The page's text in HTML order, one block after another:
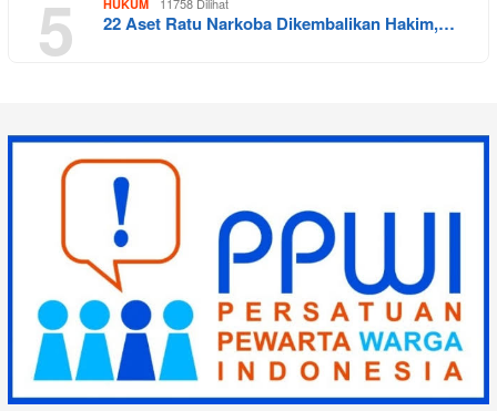
5 HUKUM 11758 Dilihat
22 Aset Ratu Narkoba Dikembalikan Hakim,…